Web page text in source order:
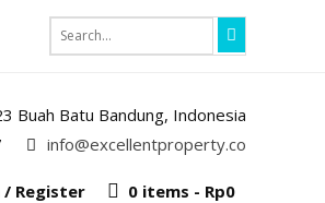
Buah Batu Bandung, Indonesia
info@excellentproperty.co
0 items - Rp0
/ Register